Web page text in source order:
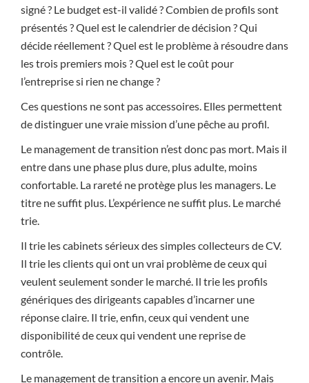
signé ? Le budget est-il validé ? Combien de profils sont
présentés ? Quel est le calendrier de décision ? Qui
décide réellement ? Quel est le problème à résoudre dans
les trois premiers mois ? Quel est le coût pour
l’entreprise si rien ne change ?
Ces questions ne sont pas accessoires. Elles permettent
de distinguer une vraie mission d’une pêche au profil.
Le management de transition n’est donc pas mort. Mais il
entre dans une phase plus dure, plus adulte, moins
confortable. La rareté ne protège plus les managers. Le
titre ne suffit plus. L’expérience ne suffit plus. Le marché
trie.
Il trie les cabinets sérieux des simples collecteurs de CV.
Il trie les clients qui ont un vrai problème de ceux qui
veulent seulement sonder le marché. Il trie les profils
génériques des dirigeants capables d’incarner une
réponse claire. Il trie, enfin, ceux qui vendent une
disponibilité de ceux qui vendent une reprise de
contrôle.
Le management de transition a encore un avenir. Mais